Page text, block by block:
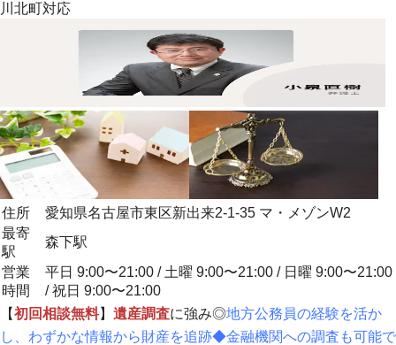
川北町対応
住所
愛知県名古屋市東区新出来2-1-35 マ・メゾンW2
最寄
駅
森下駅
営業
時間
平日 9:00〜21:00 / 土曜 9:00〜21:00 / 日曜 9:00〜21:00
/ 祝日 9:00〜21:00
【初回相談無料】 遺産調査に強み◎地方公務員の経験を活か
し、わずかな情報から財産を追跡◆金融機関への調査も可能で